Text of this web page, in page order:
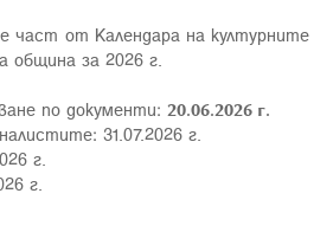
част от Календара на културните
община за 2026 г.
по документи: 20.06.2026 г.
31.07.2026 г.
г.
г.